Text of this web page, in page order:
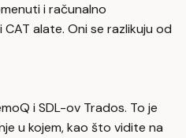
i računalno
alate. Oni se razlikuju od
i SDL-ov Trados. To je
u kojem, kao što vidite na